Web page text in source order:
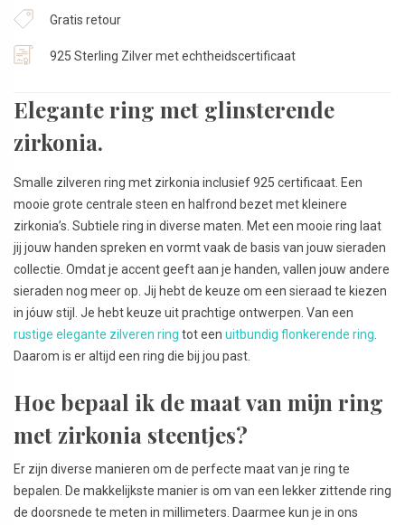
Gratis retour
925 Sterling Zilver met echtheidscertificaat
Elegante ring met glinsterende
zirkonia.
Smalle zilveren ring met zirkonia inclusief 925 certificaat. Een
mooie grote centrale steen en halfrond bezet met kleinere
zirkonia’s. Subtiele ring in diverse maten. Met een mooie ring laat
jij jouw handen spreken en vormt vaak de basis van jouw sieraden
collectie. Omdat je accent geeft aan je handen, vallen jouw andere
sieraden nog meer op. Jij hebt de keuze om een sieraad te kiezen
in jóuw stijl. Je hebt keuze uit prachtige ontwerpen. Van een
rustige elegante zilveren ring tot een uitbundig flonkerende ring
Daarom is er altijd een ring die bij jou past.
Hoe bepaal ik de maat van mijn ring
met zirkonia steentjes?
Er zijn diverse manieren om de perfecte maat van je ring te
bepalen. De makkelijkste manier is om van een lekker zittende ring
de doorsnede te meten in millimeters. Daarmee kun je in ons